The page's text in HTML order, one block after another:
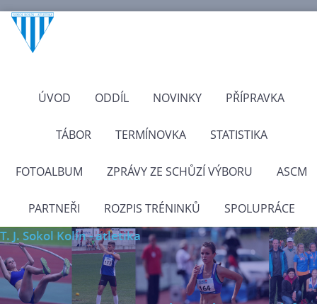
ÚVOD ODDÍL NOVINKY PŘÍPRAVKA
TÁBOR TERMÍNOVKA STATISTIKA
FOTOALBUM ZPRÁVY ZE SCHŮZÍ VÝBORU ASCM
PARTNEŘI ROZPIS TRÉNINKŮ SPOLUPRÁCE
T. J. Sokol Kolín - atletika